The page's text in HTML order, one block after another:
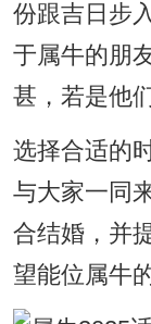
份跟吉日步
于属牛的朋
甚，若是他
选择合适的
与大家一同
合结婚，并
望能位属牛